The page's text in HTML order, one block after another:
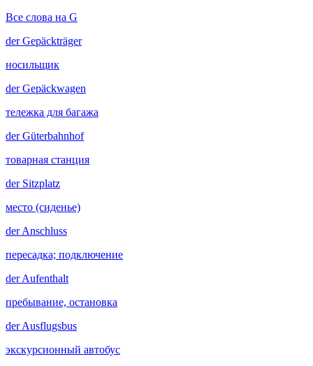
Все слова на G
derGepäckträger
носильщик
derGepäckwagen
тележка для багажа
derGüterbahnhof
товарная станция
derSitzplatz
место (сиденье)
derAnschluss
пересадка; подключение
derAufenthalt
пребывание, остановка
derAusflugsbus
экскурсионный автобус